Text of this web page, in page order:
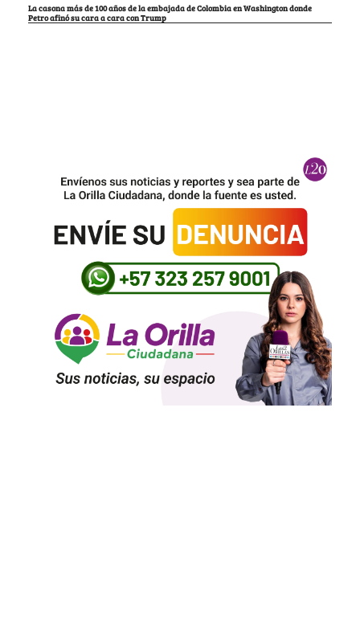
La casona más de 100 años de la embajada de Colombia en Washington donde
Petro afinó su cara a cara con Trump